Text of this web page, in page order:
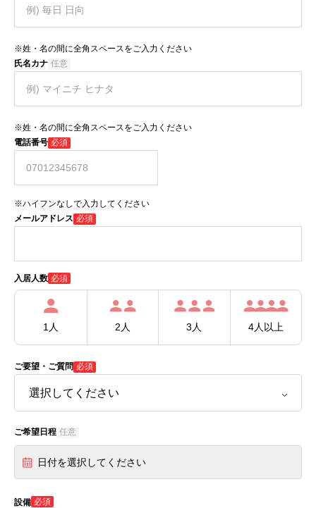
※姓・名の間に全角スペースをご入力ください
氏名カナ 任意
※姓・名の間に全角スペースをご入力ください
電話番号 必須
※ハイフンなしで入力してください
メールアドレス 必須
入居人数 必須
1人 2人 3人 4人以上
ご要望・ご質問 必須
ご希望日程 任意
日付を選択してください
設備 必須